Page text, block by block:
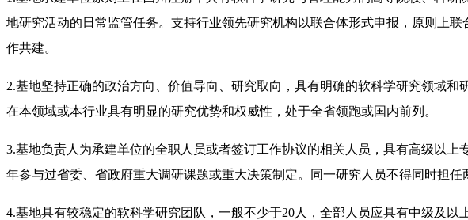
地研究活动的日常监管任务。支持行业领先研究机构以联合体形式申报，原则上
作共建。
2.基地坚持正确的政治方向、价值导向、研究取向，具有明确的软科学研究领域
在本领域或本行业具有明显的研究优势和权威性，处于全省领跑或国内前列。
3.基地负责人为承建单位的全职人员或者签订工作协议的相关人员，具有高级以
年参与过省委、省政府重大调研课题或重大决策制定。同一研究人员不得同时担任
4.基地具有较稳定的软科学研究团队，一般不少于20人，全部人员应具有中级及